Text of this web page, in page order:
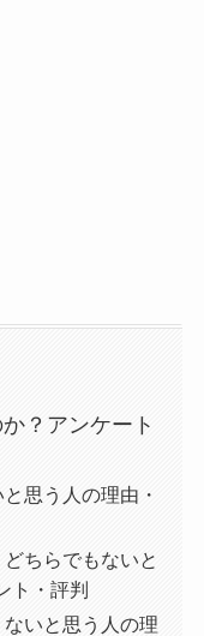
？アンケート
思う人の理由・
ちらでもないと
ト・評判
いと思う人の理